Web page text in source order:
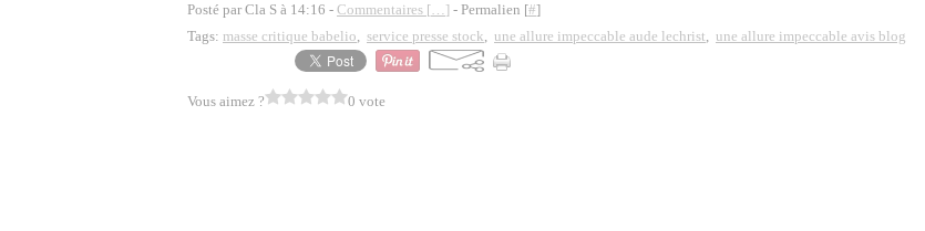
Posté par Cla S à 14:16 - Commentaires […] - Permalien [#]
Tags: masse critique babelio, service presse stock, une allure impeccable aude lechrist, une allure impeccable avis blog
Vous aimez ? 0 vote